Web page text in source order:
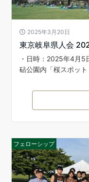
2025年3月20日
東京岐阜県人会
・日時：2025年4月5
砧公園内「桜スポット
フェローシップ